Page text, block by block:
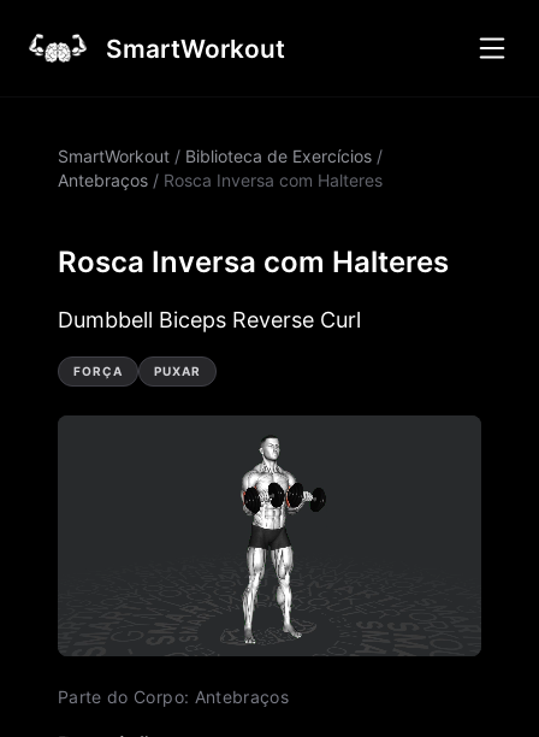
SmartWorkout
SmartWorkout / Biblioteca de Exercícios /
Antebraços / Rosca Inversa com Halteres
Rosca Inversa com Halteres
Dumbbell Biceps Reverse Curl
FORÇA PUXAR
Parte do Corpo: Antebraços